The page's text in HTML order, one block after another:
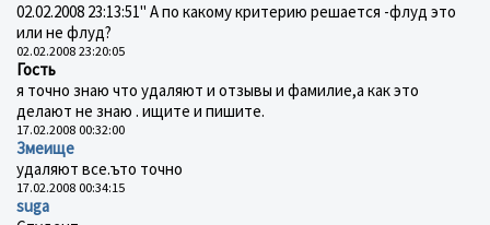
02.02.2008 23:13:51" А по какому критерию решается -флуд это
или не флуд?
02.02.2008 23:20:05
Гость
я точно знаю что удаляют и отзывы и фамилие,а как это
делают не знаю . ищите и пишите.
17.02.2008 00:32:00
Змеище
удаляют все.ъто точно
17.02.2008 00:34:15
suga